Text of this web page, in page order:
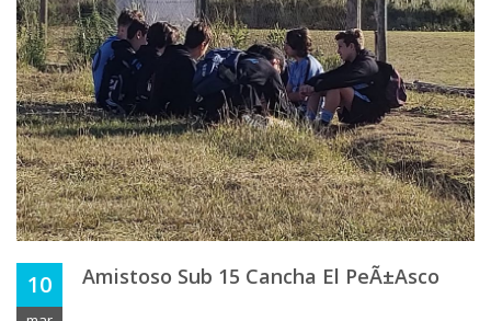
10 Amistoso Sub 15 Cancha El PeÃ±asco